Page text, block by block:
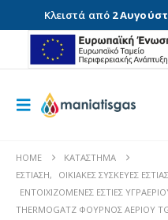
Κλειστά από 2
HOME
ΚΑΤΆΣΤΗΜΑ
ΕΣΤΊΑΣΗ, ΟΙΚΙΑΚΈΣ ΣΥΣΚΕΥΈΣ
ΕΝΤΟΙΧΙΖΌΜΕΝΕΣ ΕΣΤΊΕΣ
THERMOGATZ ΦΟΥΡΝΟΣ ΑΕΡΙΟΥ